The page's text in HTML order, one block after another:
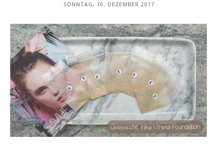
SONNTAG, 10. DEZEMBER 2017